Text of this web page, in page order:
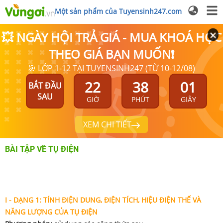
Một sản phẩm của Tuyensinh247.com
💥 NGÀY HỘI TRẢ GIÁ - MUA KHOÁ HỌC
THEO GIÁ BẠN MUỐN❗
🎯 LỚP 1-12 TẠI TUYENSINH247 (TỪ 10-12/08)
BẮT ĐẦU
SAU
22
GIỜ
38
PHÚT
00
GIÂY
XEM CHI TIẾT
BÀI TẬP VỀ TỤ ĐIỆN
I - DẠNG 1: TÍNH ĐIỆN DUNG, ĐIỆN TÍCH, HIỆU ĐIỆN THẾ VÀ
NĂNG LƯỢNG CỦA TỤ ĐIỆN